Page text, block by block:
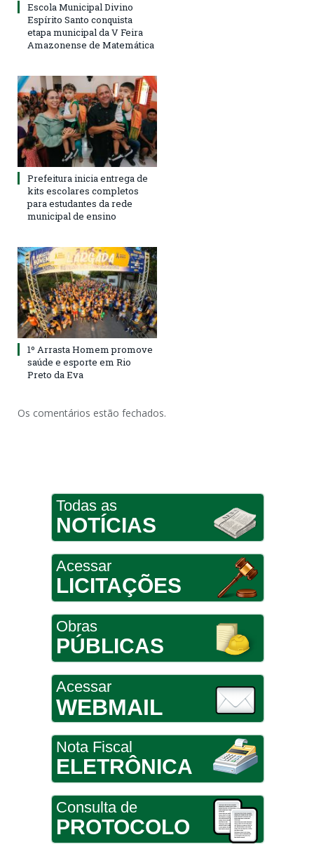
Escola Municipal Divino
Espírito Santo conquista
etapa municipal da V Feira
Amazonense de Matemática
Prefeitura inicia entrega de
kits escolares completos
para estudantes da rede
municipal de ensino
1º Arrasta Homem promove
saúde e esporte em Rio
Preto da Eva
Os comentários estão fechados.
Todas as
NOTÍCIAS
Acessar
LICITAÇÕES
Obras
PÚBLICAS
Acessar
WEBMAIL
Nota Fiscal
ELETRÔNICA
Consulta de
PROTOCOLO